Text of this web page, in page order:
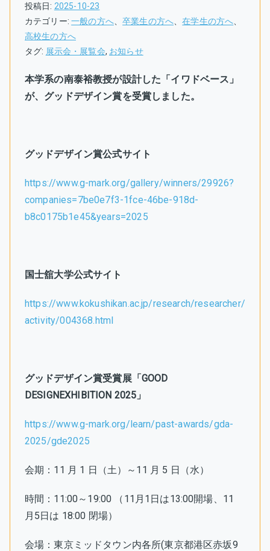
投稿日: 2025-10-23
カテゴリー:一般の方へ、卒業生の方へ 、在学生の方へ
高校生の方へ
タグ: 展示会・展覧会, お知らせ
本学系の南泰裕教授が設計した「イワドベース」
が、グッドデザイン賞を受賞しました。
グッドデザイン賞公式サイト
https://www.g-mark.org/gallery/winners/29926?
companies=7be0e7f3-1fce-46be-918d-
b8c0175b1e45&years=2025
国士舘大学公式サイト
https://www.kokushikan.ac.jp/research/researcher/
activity/004368.html
グッドデザイン賞受賞展「GOOD
DESIGNEXHIBITION 2025」
https://www.g-mark.org/learn/past-awards/gda-
2025/gde2025
会期：11 月 1 日（土）～11 月 5 日（水）
時間：11:00～19:00 （11月1日は13:00開場、11
月5日は 18:00 閉場）
会場：東京ミッドタウン内各所(東京都港区赤坂9